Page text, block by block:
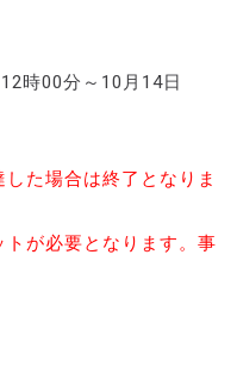
時00分～10月14日
た場合は終了となりま
が必要となります。事